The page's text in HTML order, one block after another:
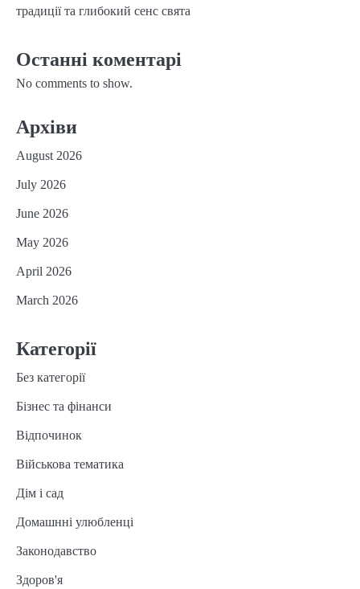
традиції та глибокий сенс свята
Останні коментарі
No comments to show.
Архіви
August 2026
July 2026
June 2026
May 2026
April 2026
March 2026
Категорії
Без категорії
Бізнес та фінанси
Відпочинок
Військова тематика
Дім і сад
Домашнні улюбленці
Законодавство
Здоров'я